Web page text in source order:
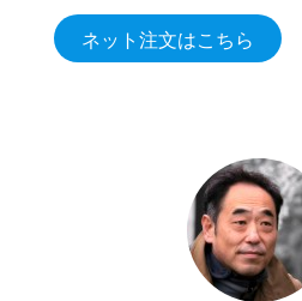
ネット注文はこちら